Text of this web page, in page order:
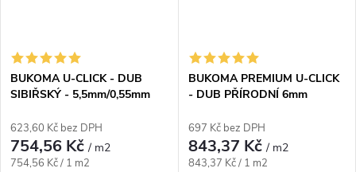
BUKOMA U-CLICK - DUB
SIBIŘSKÝ - 5,5mm/0,55mm
623,60 Kč bez DPH
754,56 Kč/ m2
Měrná cena:
754,56 Kč / 1 m2
BUKOMA PREMIUM U-CLICK
- DUB PŘÍRODNÍ 6mm
697 Kč bez DPH
843,37 Kč/ m2
Měrná cena:
843,37 Kč / 1 m2